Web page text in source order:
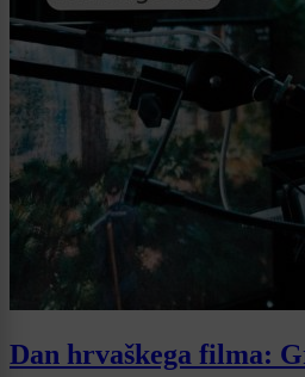
Dan hrvaškega filma: